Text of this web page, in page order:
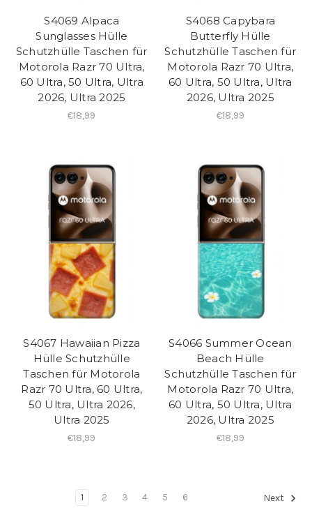
S4069 Alpaca
Sunglasses Hülle
Schutzhülle Taschen für
Motorola Razr 70 Ultra,
60 Ultra, 50 Ultra, Ultra
2026, Ultra 2025
€18,99
S4068 Capybara
Butterfly Hülle
Schutzhülle Taschen für
Motorola Razr 70 Ultra,
60 Ultra, 50 Ultra, Ultra
2026, Ultra 2025
€18,99
S4067 Hawaiian Pizza
Hülle Schutzhülle
Taschen für Motorola
Razr 70 Ultra, 60 Ultra,
50 Ultra, Ultra 2026,
Ultra 2025
€18,99
S4066 Summer Ocean
Beach Hülle
Schutzhülle Taschen für
Motorola Razr 70 Ultra,
60 Ultra, 50 Ultra, Ultra
2026, Ultra 2025
€18,99
1 2 3 4 5 6 Next